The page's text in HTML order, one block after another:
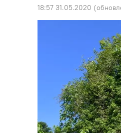
18:57 31.05.2020